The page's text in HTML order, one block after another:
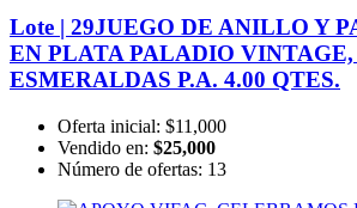
Lote | 29JUEGO DE ANILLO Y
EN PLATA PALADIO VINTAGE,
ESMERALDAS P.A. 4.00 QTES.
Oferta inicial: $11,000
Vendido en: $25,000
Número de ofertas: 13